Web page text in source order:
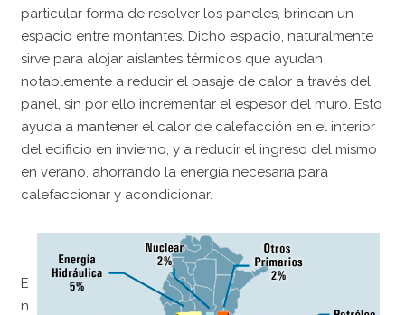
particular forma de resolver los paneles, brindan un
espacio entre montantes. Dicho espacio, naturalmente
sirve para alojar aislantes térmicos que ayudan
notablemente a reducir el pasaje de calor a través del
panel, sin por ello incrementar el espesor del muro. Esto
ayuda a mantener el calor de calefacción en el interior
del edificio en invierno, y a reducir el ingreso del mismo
en verano, ahorrando la energía necesaria para
calefaccionar y acondicionar.
E
n